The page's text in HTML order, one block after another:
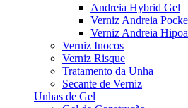
Andreia Hybrid Gel
Verniz Andreia
Verniz Andreia
Verniz Inocos
Verniz Risque
Tratamento da Unha
Secante de Verniz
Unhas de Gel